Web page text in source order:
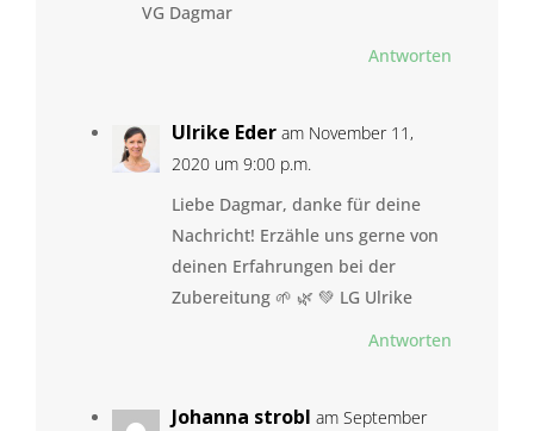
VG Dagmar
Antworten
Ulrike Eder am November 11,
2020 um 9:00 p.m.
Liebe Dagmar, danke für deine
Nachricht! Erzähle uns gerne von
deinen Erfahrungen bei der
Zubereitung 🌱 🌿 💚 LG Ulrike
Antworten
Johanna strobl am September